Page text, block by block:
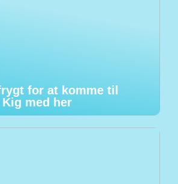
for at komme til
med her